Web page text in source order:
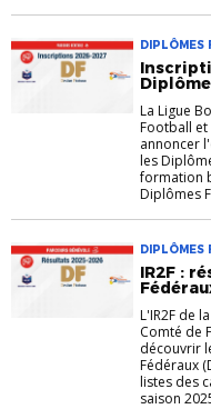
DIPLÔMES
BÉNÉVOLES
La Ligue
Football et
annoncer
les
formation
Diplômes
DIPLÔMES
IR2F :
L'IR2F de
Comté de
découvrir
Fédéraux
listes des
saison